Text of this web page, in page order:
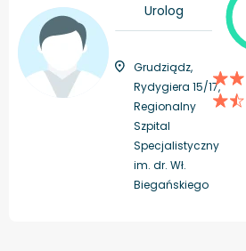
Urolog
Grudziądz,
Rydygiera 15/17,
Regionalny
Szpital
Specjalistyczny
im. dr. Wł.
Biegańskiego